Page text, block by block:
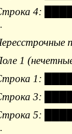
4:
1
1:
3:
5: